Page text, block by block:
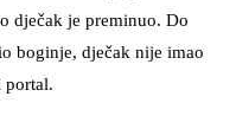
dječak je preminuo. Do
boginje, dječak nije imao
portal.